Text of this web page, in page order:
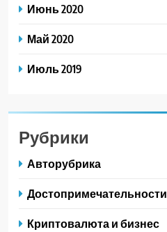
Июнь 2020
Май 2020
Июль 2019
Рубрики
Авторубрика
Достопримечательности
Криптовалюта и бизнес